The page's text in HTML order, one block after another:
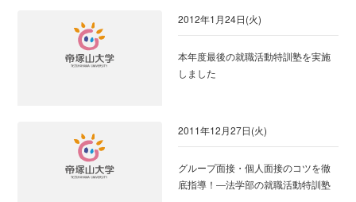
2012年1月24日(火)
本年度最後の就職活動特訓塾を実施
しました
2011年12月27日(火)
グループ面接・個人面接のコツを徹
底指導！―法学部の就職活動特訓塾